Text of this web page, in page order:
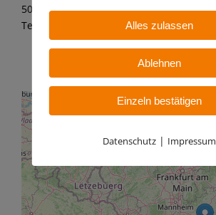
50126 Bergheim – Paffendorf
Tel.: 02271 7 59 21 11
Alles zulassen
Ablehnen
Einzeln bestätigen
Datenschutz | Impressum